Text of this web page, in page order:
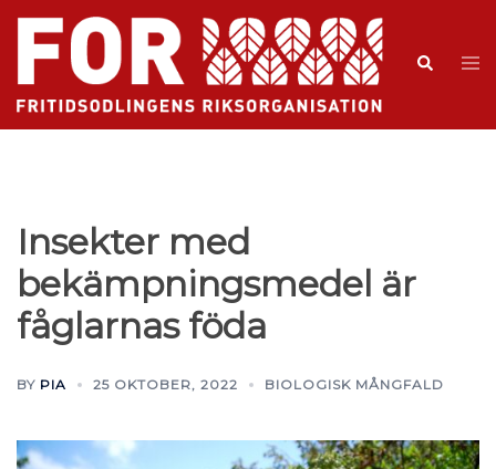
Insekter med
bekämpningsmedel är
fåglarnas föda
BY PIA 25 OKTOBER, 2022 BIOLOGISK MÅNGFALD